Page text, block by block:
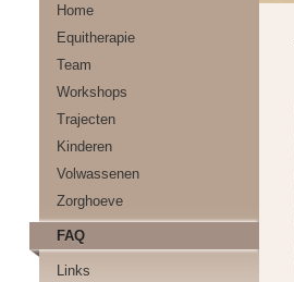
Home
Equitherapie
Team
Workshops
Trajecten
Kinderen
Volwassenen
Zorghoeve
FAQ
Links